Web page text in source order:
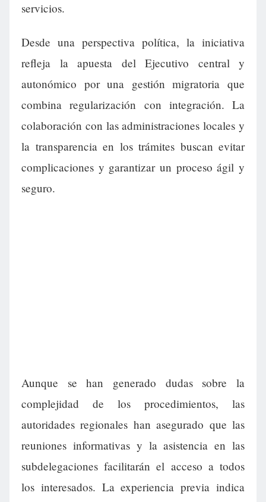
servicios.
Desde una perspectiva política, la iniciativa
refleja la apuesta del Ejecutivo central y
autonómico por una gestión migratoria que
combina regularización con integración. La
colaboración con las administraciones locales y
la transparencia en los trámites buscan evitar
complicaciones y garantizar un proceso ágil y
seguro.
Aunque se han generado dudas sobre la
complejidad de los procedimientos, las
autoridades regionales han asegurado que las
reuniones informativas y la asistencia en las
subdelegaciones facilitarán el acceso a todos
los interesados. La experiencia previa indica